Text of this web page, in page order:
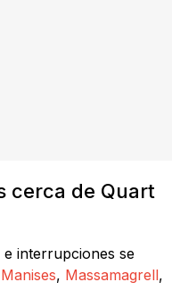
cerca de Quart
interrupciones se
Manises, Massamagrell,